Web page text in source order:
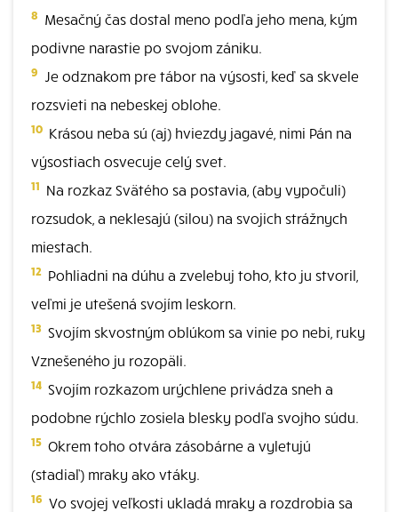
8 Mesačný čas dostal meno podľa jeho mena, kým
podivne narastie po svojom zániku.
9 Je odznakom pre tábor na výsosti, keď sa skvele
rozsvieti na nebeskej oblohe.
10 Krásou neba sú (aj) hviezdy jagavé, nimi Pán na
výsostiach osvecuje celý svet.
11 Na rozkaz Svätého sa postavia, (aby vypočuli)
rozsudok, a neklesajú (silou) na svojich strážnych
miestach.
12 Pohliadni na dúhu a zvelebuj toho, kto ju stvoril,
veľmi je utešená svojím leskorn.
13 Svojím skvostným oblúkom sa vinie po nebi, ruky
Vznešeného ju rozopäli.
14 Svojím rozkazom urýchlene privádza sneh a
podobne rýchlo zosiela blesky podľa svojho súdu.
15 Okrem toho otvára zásobárne a vyletujú
(stadiaľ) mraky ako vtáky.
16 Vo svojej veľkosti ukladá mraky a rozdrobia sa